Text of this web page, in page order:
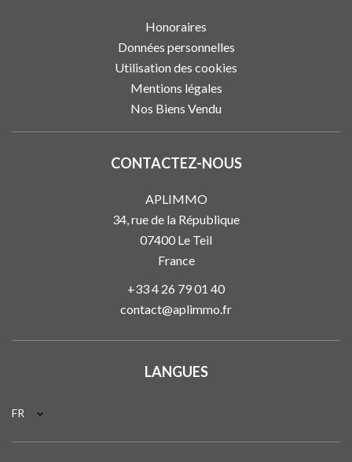
Honoraires
Données personnelles
Utilisation des cookies
Mentions légales
Nos Biens Vendu
CONTACTEZ-NOUS
APLIMMO
34, rue de la République
07400 Le Teil
France
+33 4 26 79 01 40
contact@aplimmo.fr
LANGUES
FR